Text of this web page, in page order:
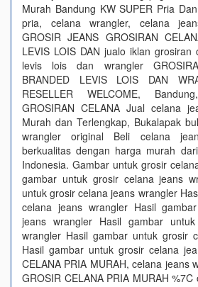
Murah Bandung KW SUPER Pria
pria, celana wrangler, celana
GROSIR JEANS GROSIRAN
LEVIS LOIS DAN jualo iklan grosiran
levis lois dan wrangler
BRANDED LEVIS LOIS DAN
RESELLER WELCOME,
GROSIRAN CELANA Jual celana
Murah dan Terlengkap, Bukalapak
wrangler original Beli celana
berkualitas dengan harga murah
Indonesia. Gambar untuk grosir
gambar untuk grosir celana jeans
untuk grosir celana jeans wrangler
celana jeans wrangler Hasil
jeans wrangler Hasil gambar
wrangler Hasil gambar untuk grosir
Hasil gambar untuk grosir celana
CELANA PRIA MURAH, celana jeans
GROSIR CELANA PRIA MURAH